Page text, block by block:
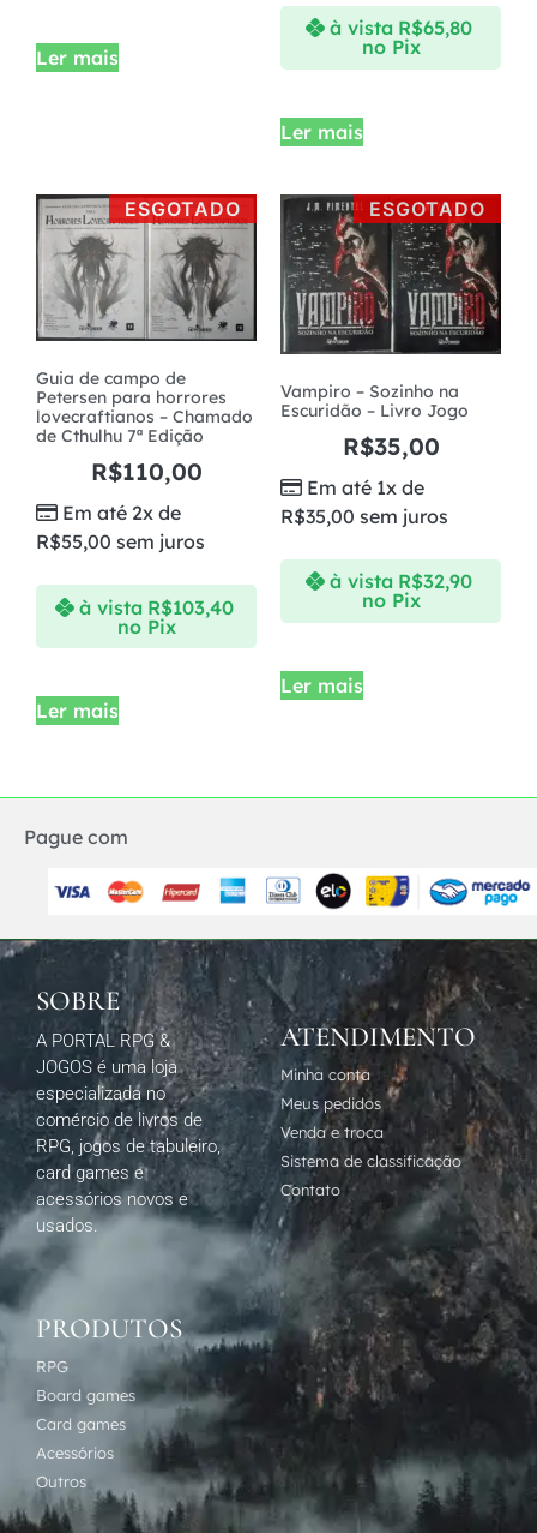
Ler mais
à vista R$65,80
no Pix
Ler mais
ESGOTADO
Guia de campo de
Petersen para horrores
lovecraftianos – Chamado
de Cthulhu 7ª Edição
R$110,00
Em até 2x de
R$55,00 sem juros
à vista R$103,40
no Pix
Ler mais
ESGOTADO
Vampiro – Sozinho na
Escuridão – Livro Jogo
R$35,00
Em até 1x de
R$35,00 sem juros
à vista R$32,90
no Pix
Ler mais
Pague com
SOBRE
A PORTAL RPG &
JOGOS é uma loja
especializada no
comércio de livros de
RPG, jogos de tabuleiro,
card games e
acessórios novos e
usados.
ATENDIMENTO
Minha conta
Meus pedidos
Venda e troca
Sistema de classificação
Contato
PRODUTOS
RPG
Board games
Card games
Acessórios
Outros